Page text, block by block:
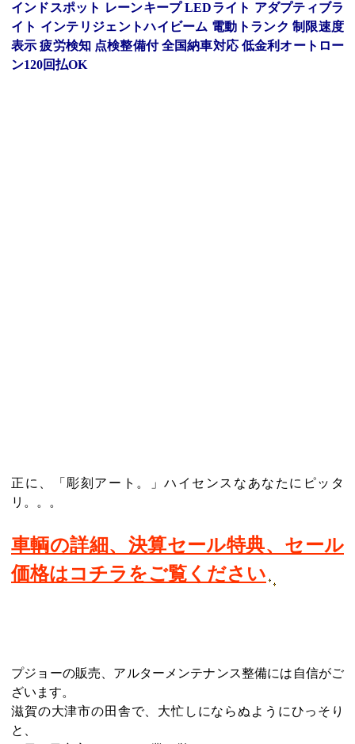
インドスポット レーンキープ LEDライト アダプティブラ
イト インテリジェントハイビーム 電動トランク 制限速度
表示 疲労検知 点検整備付 全国納車対応 低金利オートロー
ン120回払OK
正に、「彫刻アート。」ハイセンスなあなたにピッタ
リ。。。
車輌の詳細、決算セール特典、セール
価格はコチラをご覧ください
プジョーの販売、アルターメンテナンス整備には自信がご
ざいます。
滋賀の大津市の田舎で、大忙しにならぬようにひっそり
と、